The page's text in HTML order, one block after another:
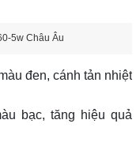
5w Châu Âu
đen, cánh tản nhiệt
bạc, tăng hiệu quả